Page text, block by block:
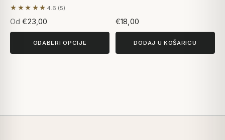
★★★★★ 4.6 (5)
Na temelju 5 recenzija
Od €23,00
ODABERI OPCIJE
€18,00
DODAJ U KOŠARICU